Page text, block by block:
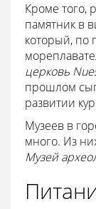
Кроме того,
памятник в
который, по
церковь
прошлом
развитии
Музеев в
много. Из
Музей